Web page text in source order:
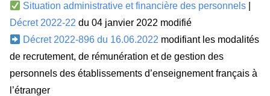
Situation administrative et financière des personnels
Décret 2022-22 du 04 janvier 2022 modifié
Décret 2022-896 du 16.06.2022 modifiant les modalités
de recrutement, de rémunération et de gestion des
personnels des établissements d’enseignement français à
l’étranger